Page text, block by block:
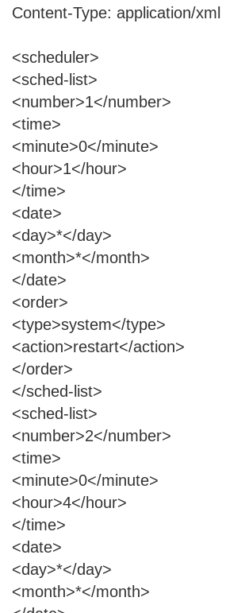
Content-Type: application/xml
<scheduler>
<sched-list>
<number>1</number>
<time>
<minute>0</minute>
<hour>1</hour>
</time>
<date>
<day>*</day>
<month>*</month>
</date>
<order>
<type>system</type>
<action>restart</action>
</order>
</sched-list>
<sched-list>
<number>2</number>
<time>
<minute>0</minute>
<hour>4</hour>
</time>
<date>
<day>*</day>
<month>*</month>